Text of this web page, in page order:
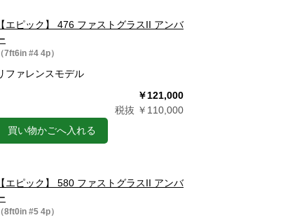
【エピック】 476 ファストグラスII アンバ
（7ft6in #4 4p）
ファレンスモデル
￥121,000
税抜 ￥110,000
買い物かごへ入れる
【エピック】 580 ファストグラスII アンバ
（8ft0in #5 4p）